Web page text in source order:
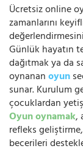
Ücretsiz online
zamanlarını
Günlük hayatın
dağıtmak ya da
oynananoyun
sunar. Kurulum
çocuklardan
Oyun oynamak,
refleks
becerileri